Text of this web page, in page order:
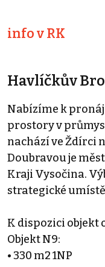
info v RK
Havlíčkův
Nabízíme k
prostory v
nachází ve Ždírci
Doubravou je
Kraji Vysočina.
strategické
K dispozici objekt
Objekt N9:
• 330 m2 1NP